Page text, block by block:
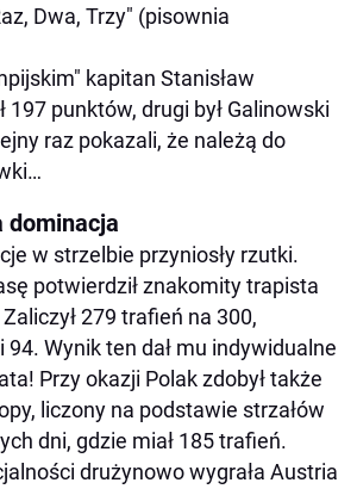
Dwa, Trzy" (pisownia
kapitan Stanisław
197 punktów, drugi był Galinowski
raz pokazali, że należą do
dominacja
w strzelbie przyniosły rzutki.
potwierdził znakomity trapista
279 trafień na 300,
94. Wynik ten dał mu indywidualne
Przy okazji Polak zdobył także
liczony na podstawie strzałów
dni, gdzie miał 185 trafień.
drużynowo wygrała Austria